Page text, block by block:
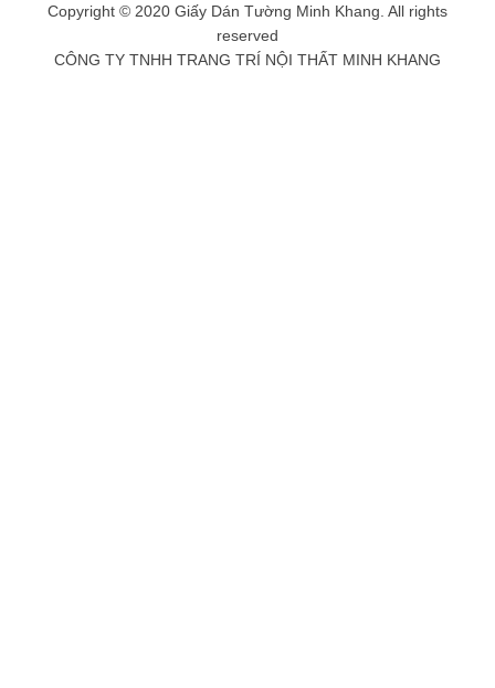
Copyright © 2020 Giấy Dán Tường Minh Khang. All rights
reserved
CÔNG TY TNHH TRANG TRÍ NỘI THẤT MINH KHANG